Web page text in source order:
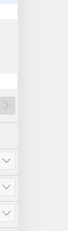
Seguinte
Mostrar
mais
Mostrar
mais
Mostrar